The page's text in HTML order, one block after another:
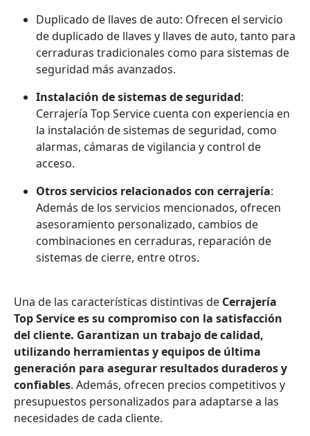
Duplicado de llaves de auto: Ofrecen el servicio
de duplicado de llaves y llaves de auto, tanto para
cerraduras tradicionales como para sistemas de
seguridad más avanzados.
Instalación de sistemas de seguridad:
Cerrajería Top Service cuenta con experiencia en
la instalación de sistemas de seguridad, como
alarmas, cámaras de vigilancia y control de
acceso.
Otros servicios relacionados con cerrajería:
Además de los servicios mencionados, ofrecen
asesoramiento personalizado, cambios de
combinaciones en cerraduras, reparación de
sistemas de cierre, entre otros.
Una de las características distintivas de Cerrajería
Top Service es su compromiso con la satisfacción
del cliente. Garantizan un trabajo de calidad,
utilizando herramientas y equipos de última
generación para asegurar resultados duraderos y
confiables. Además, ofrecen precios competitivos y
presupuestos personalizados para adaptarse a las
necesidades de cada cliente.